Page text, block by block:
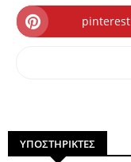
pinterest
ΥΠΟΣΤΗΡΙΚΤΕΣ